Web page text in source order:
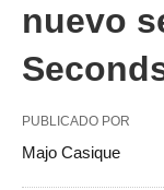
nuevo
PUBLICADO POR
Majo Casique